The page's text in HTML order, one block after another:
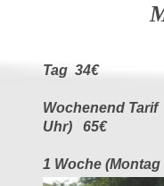
Tag 34€
Wochenend Tarif
Uhr) 65€
1 Woche